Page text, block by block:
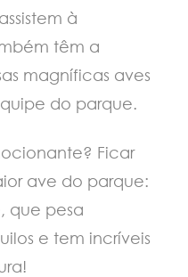
à
têm a
magníficas aves
do parque.
Ficar
ave do parque:
que pesa
e tem incríveis